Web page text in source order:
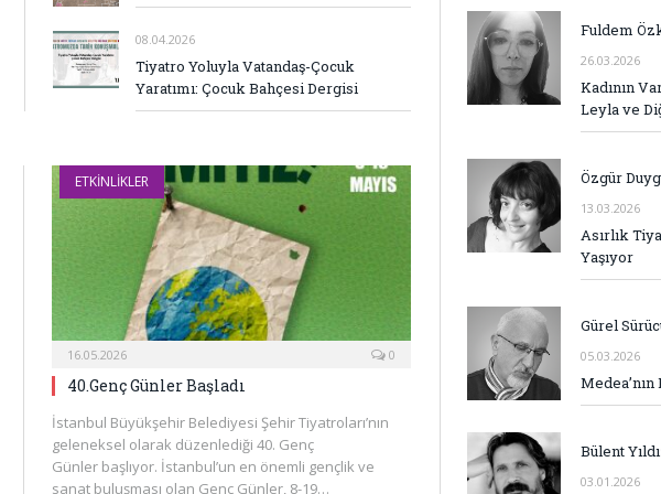
08.04.2026
Tiyatro Yoluyla Vatandaş-Çocuk
Yaratımı: Çocuk Bahçesi Dergisi
ETKINLIKLER
16.05.2026 0
40.Genç Günler Başladı
İstanbul Büyükşehir Belediyesi Şehir Tiyatroları’nın
geleneksel olarak düzenlediği 40. Genç
Günler başlıyor. İstanbul’un en önemli gençlik ve
sanat buluşması olan Genç Günler, 8-19…
Fuldem
26.03.2026
Kadının
Leyla ve
Özgür
13.03.2026
Asırlık
Yaşıyor
Gürel
05.03.2026
Medea’nın
Bülent
03.01.2026